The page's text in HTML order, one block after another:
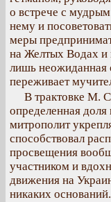
о встрече с
нему и
меры
на Желтых Водах и
лишь неожиданная
переживает
В трактовке М.
определенная доля
митрополит
способствовал
просвещения
участником и
движения на
никаких оснований.